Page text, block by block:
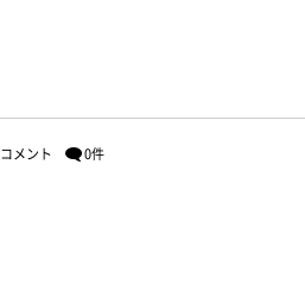
コメント 0件